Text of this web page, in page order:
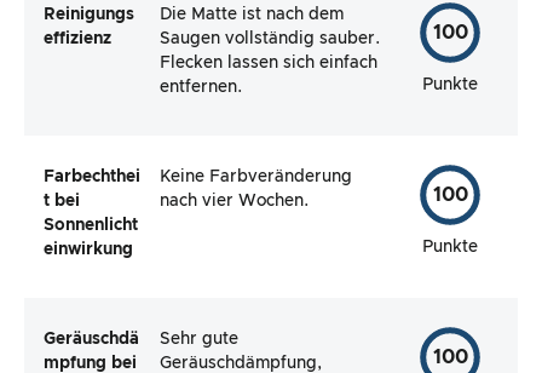
Reinigungs
effizienz
Die Matte ist nach dem
Saugen vollständig sauber.
Flecken lassen sich einfach
entfernen.
100
Punkte
Farbechthei
t bei
Sonnenlicht
einwirkung
Keine Farbveränderung
nach vier Wochen.
100
Punkte
Geräuschdä
mpfung bei
Sehr gute
Geräuschdämpfung,
100